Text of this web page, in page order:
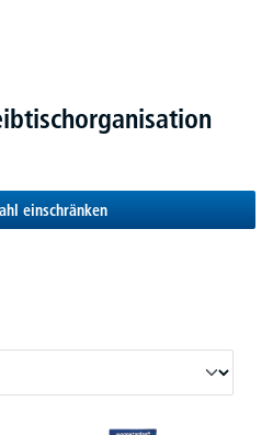
einschränken